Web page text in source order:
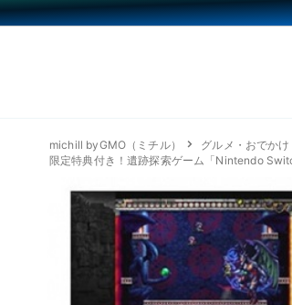
michill byGMO（ミチル）
グルメ・おでかけ
限定特典付き！遺跡探索ゲーム「Nintendo